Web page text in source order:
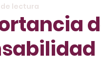
de lectura